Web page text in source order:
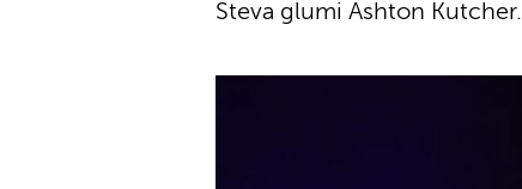
Steva glumi Ashton Kutcher.